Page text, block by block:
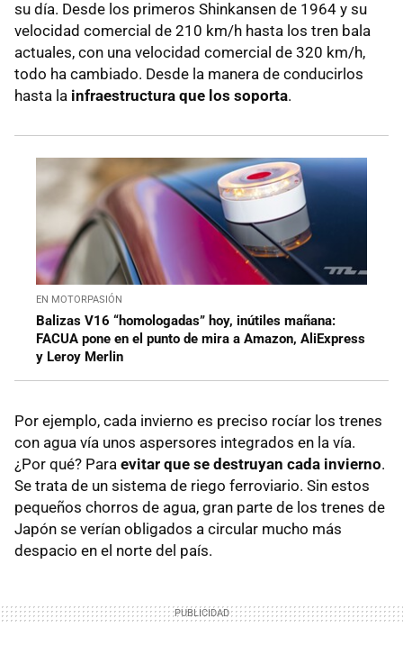
su día. Desde los primeros Shinkansen de 1964 y su
velocidad comercial de 210 km/h hasta los tren bala
actuales, con una velocidad comercial de 320 km/h,
todo ha cambiado. Desde la manera de conducirlos
hasta la infraestructura que los soporta.
EN MOTORPASIÓN
Balizas V16 “homologadas” hoy, inútiles mañana:
FACUA pone en el punto de mira a Amazon, AliExpress
y Leroy Merlin
Por ejemplo, cada invierno es preciso rocíar los trenes
con agua vía unos aspersores integrados en la vía.
¿Por qué? Para evitar que se destruyan cada invierno.
Se trata de un sistema de riego ferroviario. Sin estos
pequeños chorros de agua, gran parte de los trenes de
Japón se verían obligados a circular mucho más
despacio en el norte del país.